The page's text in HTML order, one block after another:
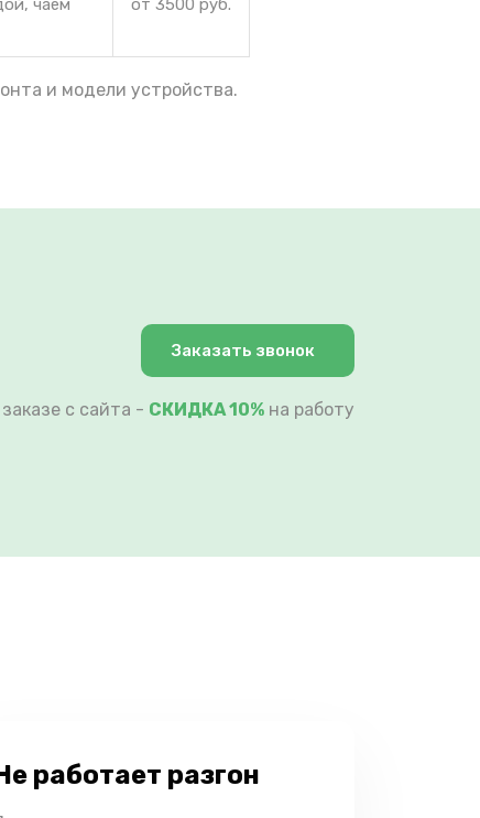
чаем
от 3500 руб.
и модели устройства.
Заказать звонок
с сайта - СКИДКА 10% на работу
работает разгон